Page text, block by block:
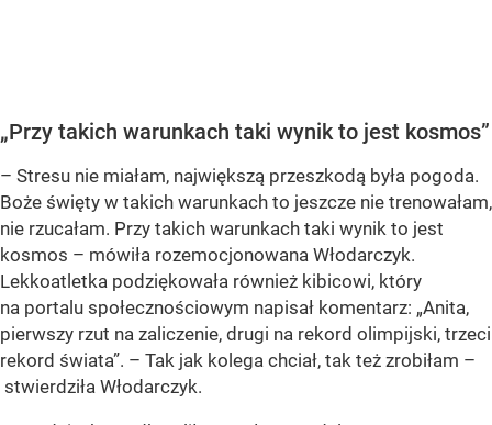
„Przy takich warunkach taki wynik to jest kosmos”
– Stresu nie miałam, największą przeszkodą była pogoda.
Boże święty w takich warunkach to jeszcze nie trenowałam,
nie rzucałam. Przy takich warunkach taki wynik to jest
kosmos – mówiła rozemocjonowana Włodarczyk.
Lekkoatletka podziękowała również kibicowi, który
na portalu społecznościowym napisał komentarz: „Anita,
pierwszy rzut na zaliczenie, drugi na rekord olimpijski, trzeci
rekord świata”. – Tak jak kolega chciał, tak też zrobiłam –
stwierdziła Włodarczyk.